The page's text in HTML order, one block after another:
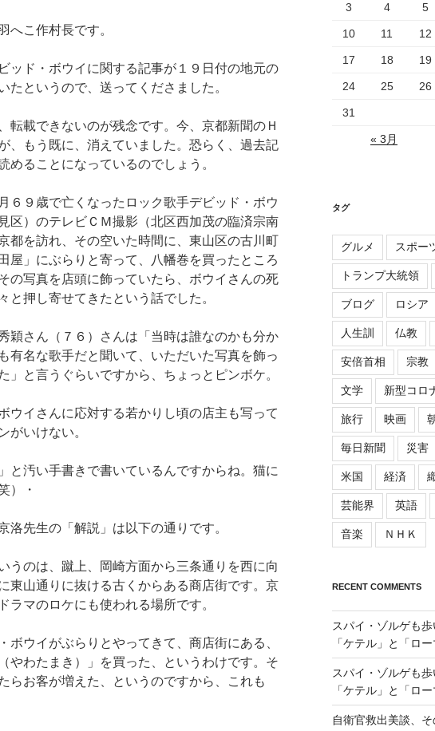
へこ作村長です。
ッド・ボウイに関する記事が１９日付の地元の
たというので、送ってくださました。
転載できないのが残念です。今、京都新聞のＨ
、もう既に、消えていました。恐らく、過去記
めることになっているのでしょう。
６９歳で亡くなったロック歌手デビッド・ボウ
区）のテレビＣＭ撮影（北区西加茂の臨済宗南
都を訪れ、その空いた時間に、東山区の古川町
屋」にぶらりと寄って、八幡巻を買ったところ
の写真を店頭に飾っていたら、ボウイさんの死
と押し寄せてきたという話でした。
穎さん（７６）さんは「当時は誰なのかも分か
有名な歌手だと聞いて、いただいた写真を飾っ
」と言うぐらいですから、ちょっとピンボケ。
ウイさんに応対する若かりし頃の店主も写って
がいけない。
汚い手書きで書いているんですからね。猫に
）・
洛先生の「解説」は以下の通りです。
うのは、蹴上、岡崎方面から三条通りを西に向
東山通りに抜ける古くからある商店街です。京
ラマのロケにも使われる場所です。
ボウイがぶらりとやってきて、商店街にある、
やわたまき）」を買った、というわけです。そ
らお客が増えた、というのですから、これも
3 4 5
10 11 12
17 18 19
24 25 26
31
« 3月
タグ
グルメ スポー
トランプ大統領
ブログ ロシア
人生訓 仏教
安倍首相 宗教
文学 新型コロ
旅行 映画
毎日新聞 災害
米国 経済
芸能界 英語
音楽 ＮＨＫ
RECENT COMMENTS
スパイ・ゾルゲも
「ケテル」と「ロー
スパイ・ゾルゲも
「ケテル」と「ロー
自衛官救出美談、そ